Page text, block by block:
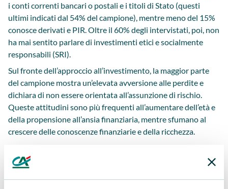
i conti correnti bancari o postali e i titoli di Stato (questi
ultimi indicati dal 54% del campione), mentre meno del 15%
conosce derivati e PIR. Oltre il 60% degli intervistati, poi, non
ha mai sentito parlare di investimenti etici e socialmente
responsabili (SRI).
Sul fronte dell’approccio all’investimento, la maggior parte
del campione mostra un’elevata avversione alle perdite e
dichiara di non essere orientata all’assunzione di rischio.
Queste attitudini sono più frequenti all’aumentare dell’età e
della propensione all’ansia finanziaria, mentre sfumano al
crescere delle conoscenze finanziarie e della ricchezza.
La domanda di consulenza finanziaria